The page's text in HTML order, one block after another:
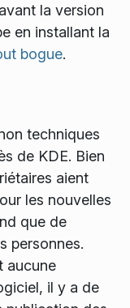
la version
en installant la
bogue.
techniques
de KDE. Bien
aient
les nouvelles
que de
personnes.
aucune
il y a de